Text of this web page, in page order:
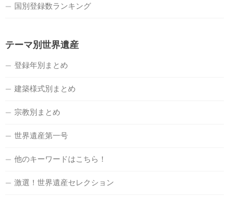
国別登録数ランキング
テーマ別世界遺産
登録年別まとめ
建築様式別まとめ
宗教別まとめ
世界遺産第一号
他のキーワードはこちら！
激選！世界遺産セレクション